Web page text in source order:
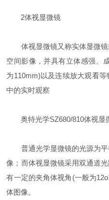
2体视显微镜
体视显微镜又称实体显微镜
空间影像，并具有立体感强、
为110mm)以及连续放大观看
中的实时观察
奥特光学SZ680/810体视显
普通光学显微镜的光源为平
像；而体视显微镜采用双通道
有一定的夹角体视角(一般为
体图像。